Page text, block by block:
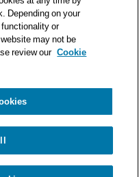
responsabilité relative
pourraient contenir.​
du réseau Deloitte.
Depending on your
or
may not be
review our Cookie